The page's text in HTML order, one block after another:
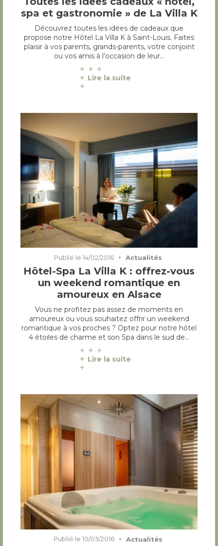
spa et gastronomie » de La Villa K
Découvrez toutes les idées de cadeaux que
propose notre Hôtel La Villa K à Saint-Louis. Faites
plaisir à vos parents, grands-parents, votre conjoint
ou vos amis à l’occasion de leur…
Lire la suite
Publié le 14/02/2016 Actualités
Hôtel-Spa La Villa K : offrez-vous
un weekend romantique en
amoureux en Alsace
Vous ne profitez pas assez de moments en
amoureux ou vous souhaitez offrir un weekend
romantique à vos proches ? Optez pour notre hôtel
4 étoiles de charme et son Spa dans le sud de…
Lire la suite
Publié le 10/03/2016 Actualités